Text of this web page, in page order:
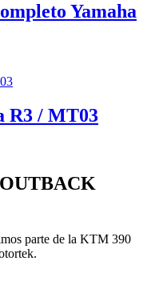
Yamaha
R3 / MT03
parte de la KTM 390